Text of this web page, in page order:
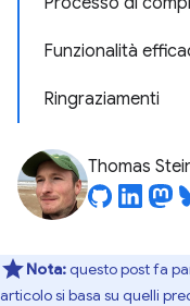
Funzionalità
Ringraziamenti
Thomas
Nota:questo post fa
articolo si basa su quelli